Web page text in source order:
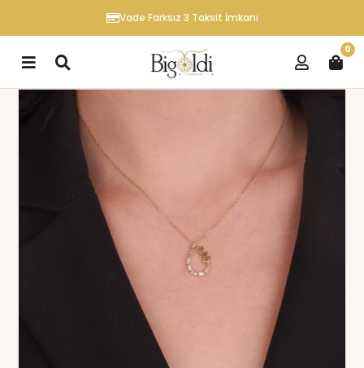
Vade Farksız 3 Taksit İmkanı
0